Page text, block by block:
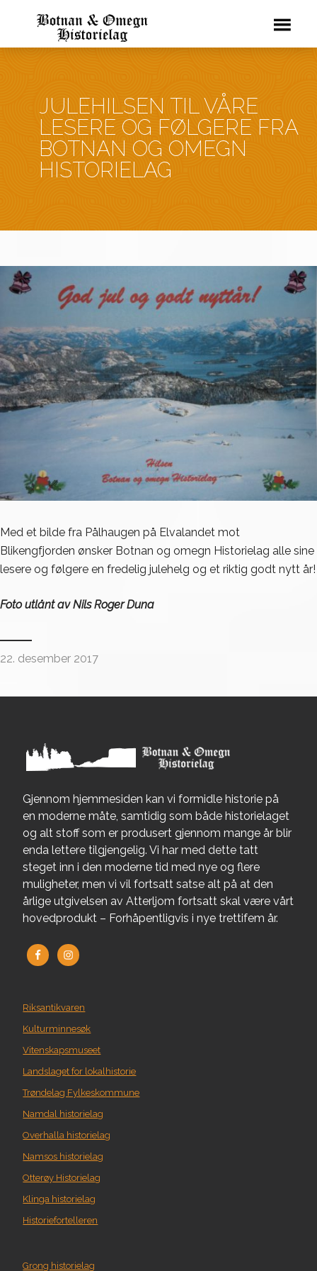
JULEHILSEN TIL VÅRE
LESERE OG FØLGERE FRA
BOTNAN OG OMEGN
HISTORIELAG
Med et bilde fra Pålhaugen på Elvalandet mot
Blikengfjorden ønsker Botnan og omegn Historielag alle sine
lesere og følgere en fredelig julehelg og et riktig godt nytt år!
Foto utlånt av Nils Roger Duna
22. desember 2017
Gjennom hjemmesiden kan vi formidle historie på
en moderne måte, samtidig som både historielaget
og alt stoff som er produsert gjennom mange år blir
enda lettere tilgjengelig. Vi har med dette tatt
steget inn i den moderne tid med nye og flere
muligheter, men vi vil fortsatt satse alt på at den
årlige utgivelsen av Atterljom fortsatt skal være vårt
hovedprodukt – Forhåpentligvis i nye trettifem år.
Riksantikvaren
Kulturminnesøk
Vitenskapsmuseet
Landslaget for lokalhistorie
Trøndelag Fylkeskommune
Namdal historielag
Overhalla historielag
Namsos historielag
Otterøy Historielag
Klinga historielag
Historiefortelleren
Grong historielag